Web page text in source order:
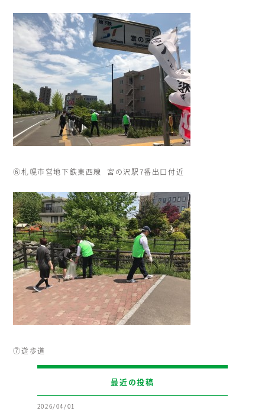
⑥札幌市営地下鉄東西線 宮の沢駅7番出口付近
⑦遊歩道
最近の投稿
2026/04/01